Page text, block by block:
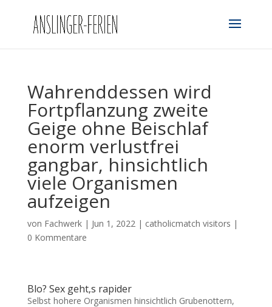
Wahrenddessen wird
Fortpflanzung zweite
Geige ohne Beischlaf
enorm verlustfrei
gangbar, hinsichtlich
viele Organismen
aufzeigen
von Fachwerk| Jun 1, 2022| catholicmatch visitors |
0 Kommentare
Blo? Sex geht‚s rapider
Selbst hohere Organismen hinsichtlich Grubenottern,